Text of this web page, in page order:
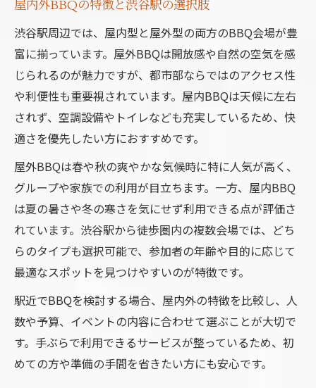
屋内外BBQの特徴と渋谷駅の選択肢
渋谷駅周辺では、屋内型と屋外型の両方のBBQ会場が豊
富に揃っています。屋外BBQは開放感や自然の空気を感
じられるのが魅力ですが、都市部ならではのアクセス性
や利便性も重要視されています。屋内BBQは天候に左右
されず、空調設備やトイレなども充実しているため、快
適さを優先したい方におすすめです。
屋外BBQは春や秋の爽やかな気候時に特に人気が高く、
グループや家族での利用が目立ちます。一方、屋内BBQ
は夏の暑さや冬の寒さを気にせず利用できる点が評価さ
れています。渋谷駅から徒歩圏内の複数会場では、どち
らのタイプも選択可能で、参加者の年齢や目的に応じて
最適なスポットを見つけやすいのが特徴です。
駅近でBBQを検討する場合、屋内外の特徴を比較し、人
数や予算、イベントの内容に合わせて選ぶことが大切で
す。手ぶらで利用できるサービスが整っているため、初
めての方や準備の手間を省きたい方にも安心です。
お問い合わせはこちら